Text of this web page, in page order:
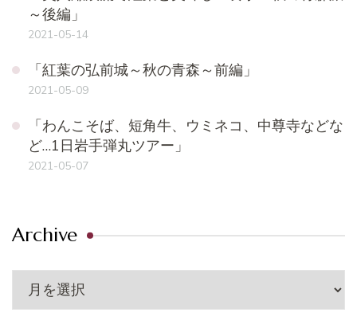
～後編」
2021-05-14
「紅葉の弘前城～秋の青森～前編」
2021-05-09
「わんこそば、短角牛、ウミネコ、中尊寺などな
ど…1日岩手弾丸ツアー」
2021-05-07
Archive
Archive